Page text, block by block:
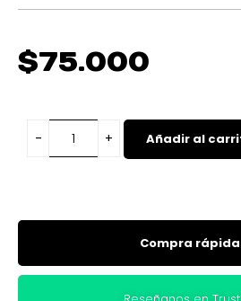
$75.000
Añadir al
Compra rápida